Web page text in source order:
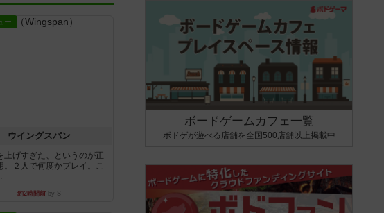
ー
ウイングスパン
上げすぎた、というのが正
。２人で何度かプレイ。こ
約2時間前by S
ボードゲームカフェ一覧
ボドゲが遊べる店舗を全国500店舗以上掲載中